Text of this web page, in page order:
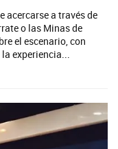
acercarse a través de
o las Minas de
el escenario, con
experiencia...